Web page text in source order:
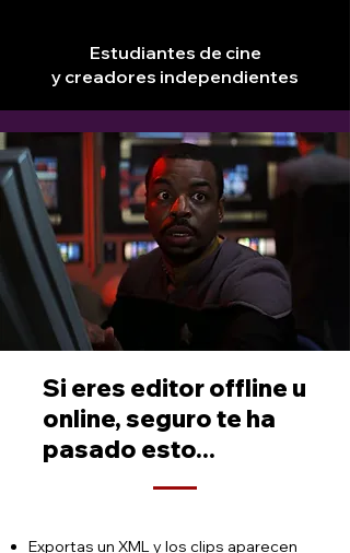
Estudiantes de cine
y creadores independientes
Si eres editor offline u
online, seguro te ha
pasado esto...
Exportas un XML y los clips aparecen